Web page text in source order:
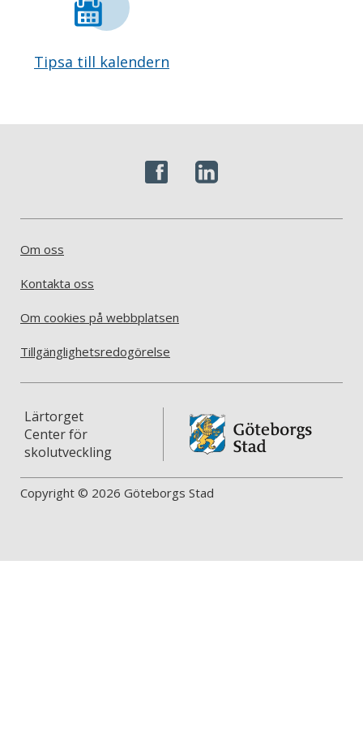
Tipsa till kalendern
Om oss
Kontakta oss
Om cookies på webbplatsen
Tillgänglighetsredogörelse
Lärtorget
Center för
skolutveckling
Copyright © 2026 Göteborgs Stad